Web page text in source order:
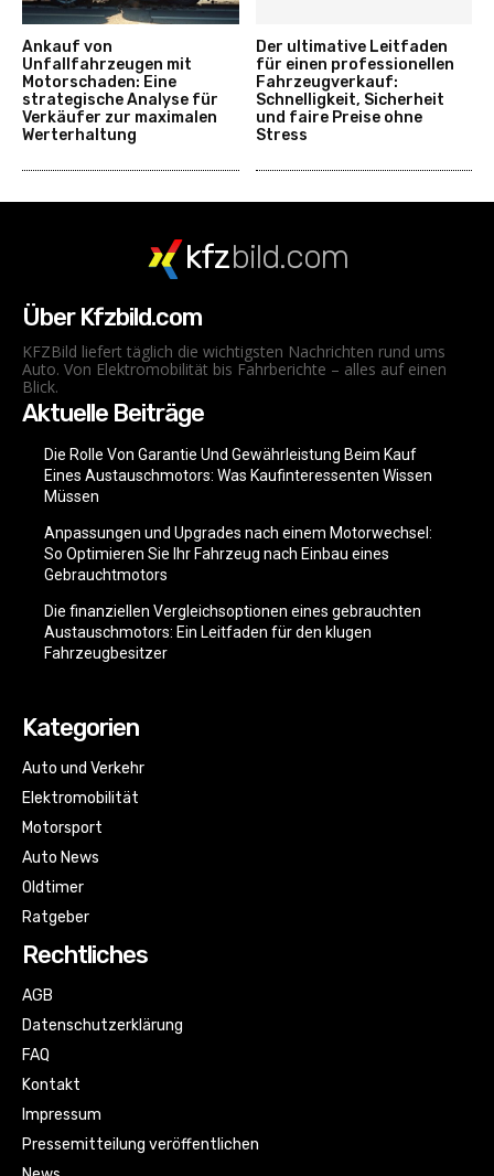
Ankauf von
Unfallfahrzeugen mit
Motorschaden: Eine
strategische Analyse für
Verkäufer zur maximalen
Werterhaltung
Der ultimative Leitfaden
für einen professionellen
Fahrzeugverkauf:
Schnelligkeit, Sicherheit
und faire Preise ohne
Stress
kfzbild.com
Über Kfzbild.com
KFZBild liefert täglich die wichtigsten Nachrichten rund ums
Auto. Von Elektromobilität bis Fahrberichte – alles auf einen
Blick.
Aktuelle Beiträge
Die Rolle Von Garantie Und Gewährleistung Beim Kauf
Eines Austauschmotors: Was Kaufinteressenten Wissen
Müssen
Anpassungen und Upgrades nach einem Motorwechsel:
So Optimieren Sie Ihr Fahrzeug nach Einbau eines
Gebrauchtmotors
Die finanziellen Vergleichsoptionen eines gebrauchten
Austauschmotors: Ein Leitfaden für den klugen
Fahrzeugbesitzer
Kategorien
Auto und Verkehr
Elektromobilität
Motorsport
Auto News
Oldtimer
Ratgeber
Rechtliches
AGB
Datenschutzerklärung
FAQ
Kontakt
Impressum
Pressemitteilung veröffentlichen